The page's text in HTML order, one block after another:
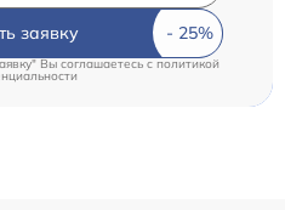
заявку
Вы соглашаетесь cполитикой